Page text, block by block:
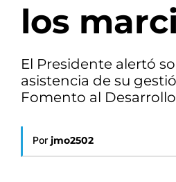
los
El Presidente alertó
asistencia de su
Fomento al
Por jmo2502